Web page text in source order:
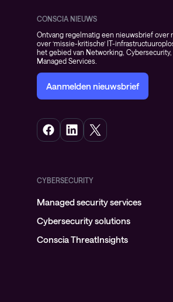
CONSCIA NIEUWS
Ontvang regelmatig een nieuwsbrief over
over ‘missie-kritische’ IT-
het gebied van Networking,
Managed Services.
Aanmelden nieuwsbrief
CYBERSECURITY
Managed security services
Cybersecurity solutions
Conscia ThreatInsights